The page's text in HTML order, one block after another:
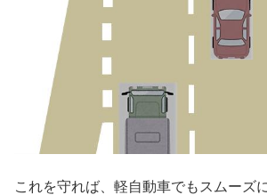
これを守れば、軽自動車でもスムーズ